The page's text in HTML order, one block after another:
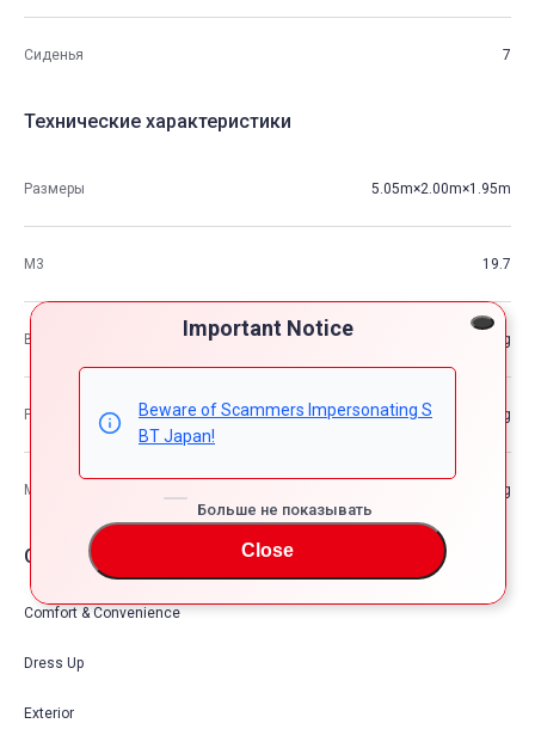
Important Notice
Beware of Scammers Impersonating S
BT Japan!
Больше не показывать
Close
Сиденья 7
Технические характеристики
Размеры 5.05m×2.00m×1.95m
М3 19.7
Вес автомобиля —kg
Разрешенная максимальная масса транспортного средства —kg
Максимальная грузоподъемность —kg
Опции автомобия
Comfort & Convenience
Dress Up
Exterior